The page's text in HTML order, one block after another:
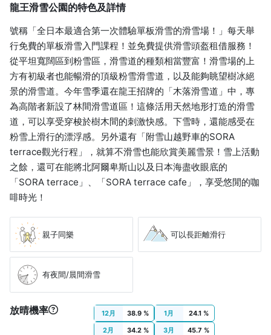
龍王滑雪公園的特色及詳情
號稱「全日本最適合第一次體驗單板滑雪的滑雪場！」每天舉
行免費的單板滑雪入門課程！並免費提供滑雪頭盔租借服務！
從平坦寬闊區到粉雪區，滑雪道的種類相當豐富！滑雪場的上
方有初級者也能暢滑的頂級粉雪滑雪道，以及能夠眺望樹冰絕
景的滑雪道。今年雪季還在龍王招牌的「木落滑雪道」中，專
為高階者新設了林間滑雪道區！這條活用天然地形打造的滑雪
道，可以享受穿梭於樹木間的刺激快感。下雪時，還能感受在
粉雪上滑行的漂浮感。另外還有「附雪山越野車的SORA
terrace觀光行程」，就算不滑雪也能欣賞美麗雪景！雪上活動
之餘，還可在能將北阿爾卑斯山以及日本海盡收眼底的
「SORA terrace」、「SORA terrace cafe」，享受悠閒的咖
啡時光！
親子同樂 可以長距離滑行
有夜間/晨間滑雪
放晴機率 12月 38.9 % 1月
24.1 %
2月
34.2 % 3月 45.7 %